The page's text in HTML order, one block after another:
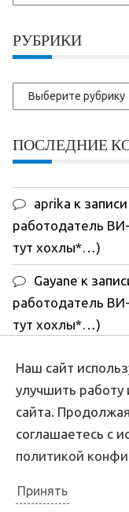
ранние
РУБРИКИ
Рубрики
ПОСЛЕДНИЕ
aprika к записи
работодатель
тут хохлы*…)
Gayane к
работодатель
тут хохлы*…)
к сообществе,
leonidк записи
к сообществе,
к
Наш сайт
улучшить
сайта.
соглашаетесь с
политикой
Принять